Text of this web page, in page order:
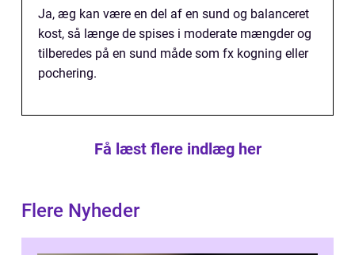
Ja, æg kan være en del af en sund og balanceret
kost, så længe de spises i moderate mængder og
tilberedes på en sund måde som fx kogning eller
pochering.
Få læst flere indlæg her
Flere Nyheder